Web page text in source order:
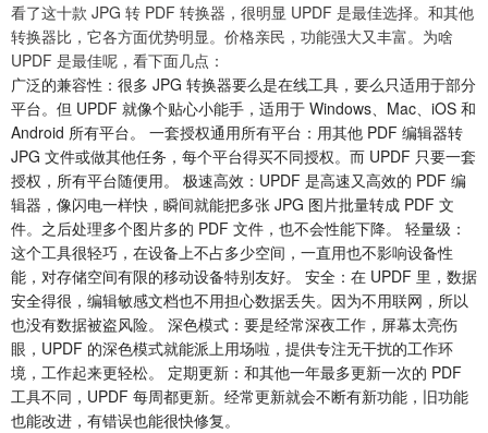
看了这十款 JPG 转 PDF 转换器，很明显 UPDF 是最佳选择。和其他
转换器比，它各方面优势明显。价格亲民，功能强大又丰富。为啥
UPDF 是最佳呢，看下面几点：
广泛的兼容性：很多 JPG 转换器要么是在线工具，要么只适用于部分
平台。但 UPDF 就像个贴心小能手，适用于 Windows、Mac、iOS 和
Android 所有平台。 一套授权通用所有平台：用其他 PDF 编辑器转
JPG 文件或做其他任务，每个平台得买不同授权。而 UPDF 只要一套
授权，所有平台随便用。 极速高效：UPDF 是高速又高效的 PDF 编
辑器，像闪电一样快，瞬间就能把多张 JPG 图片批量转成 PDF 文
件。之后处理多个图片多的 PDF 文件，也不会性能下降。 轻量级：
这个工具很轻巧，在设备上不占多少空间，一直用也不影响设备性
能，对存储空间有限的移动设备特别友好。 安全：在 UPDF 里，数据
安全得很，编辑敏感文档也不用担心数据丢失。因为不用联网，所以
也没有数据被盗风险。 深色模式：要是经常深夜工作，屏幕太亮伤
眼，UPDF 的深色模式就能派上用场啦，提供专注无干扰的工作环
境，工作起来更轻松。 定期更新：和其他一年最多更新一次的 PDF
工具不同，UPDF 每周都更新。经常更新就会不断有新功能，旧功能
也能改进，有错误也能很快修复。